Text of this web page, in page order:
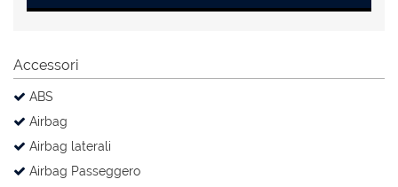
Accessori
ABS
Airbag
Airbag laterali
Airbag Passeggero